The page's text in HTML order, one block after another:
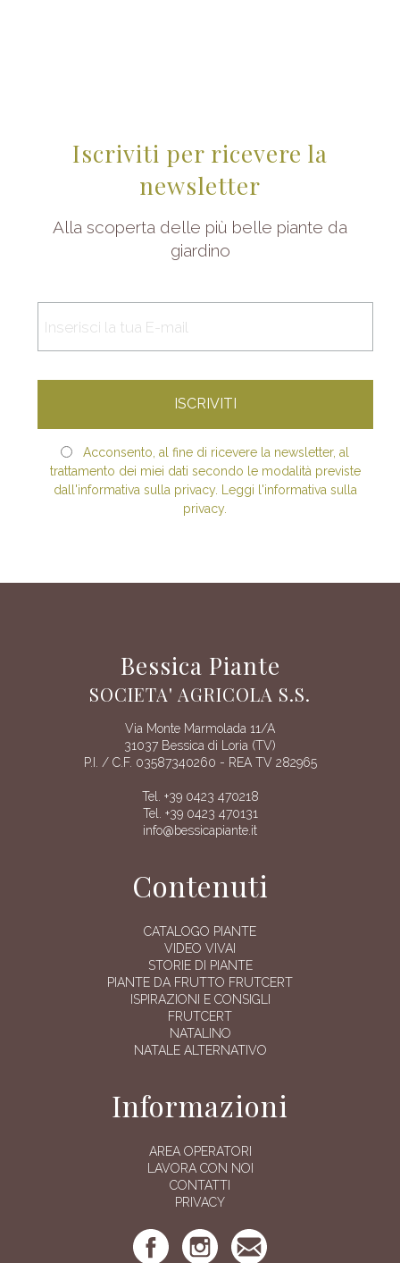
Iscriviti per ricevere la
newsletter
Alla scoperta delle più belle piante da
giardino
Acconsento, al fine di ricevere la newsletter, al
trattamento dei miei dati secondo le modalità previste
dall'informativa sulla privacy. Leggi l'informativa sulla
privacy.
Bessica Piante
SOCIETA' AGRICOLA S.S.
Via Monte Marmolada 11/A
31037 Bessica di Loria (TV)
P.I. / C.F. 03587340260 - REA TV 282965
Tel. +39 0423 470218
Tel. +39 0423 470131
info@bessicapiante.it
Contenuti
CATALOGO PIANTE
VIDEO VIVAI
STORIE DI PIANTE
PIANTE DA FRUTTO FRUTCERT
ISPIRAZIONI E CONSIGLI
FRUTCERT
NATALINO
NATALE ALTERNATIVO
Informazioni
AREA OPERATORI
LAVORA CON NOI
CONTATTI
PRIVACY